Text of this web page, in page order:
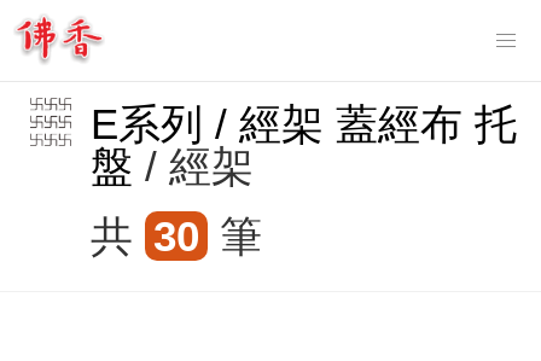
E系列 / 經架 蓋經布 托
盤 / 經架
共 30 筆